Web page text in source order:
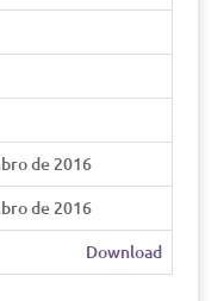
de 2016
de 2016
Download